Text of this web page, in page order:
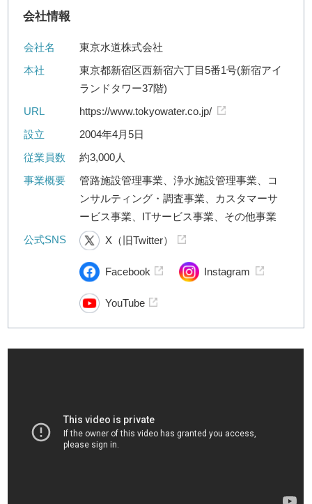
会社情報
会社名
東京水道株式会社
本社
東京都新宿区西新宿六丁目5番1号(新宿アイ
ランドタワー37階)
URL
https://www.tokyowater.co.jp/
設立
2004年4月5日
従業員数
約3,000人
事業概要
管路施設管理事業、浄水施設管理事業、コ
ンサルティング・調査事業、カスタマーサ
ービス事業、ITサービス事業、その他事業
公式SNS
X（旧Twitter）
Facebook Instagram
YouTube